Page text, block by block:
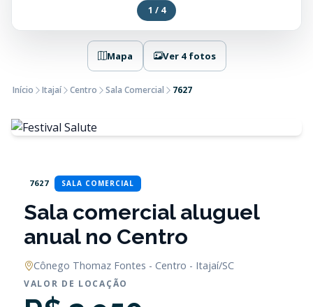
1 / 4
Mapa Ver 4 fotos
Início Itajaí Centro Sala Comercial 7627
7627 SALA COMERCIAL
Sala comercial aluguel
anual no Centro
Cônego Thomaz Fontes - Centro - Itajaí/SC
VALOR DE LOCAÇÃO